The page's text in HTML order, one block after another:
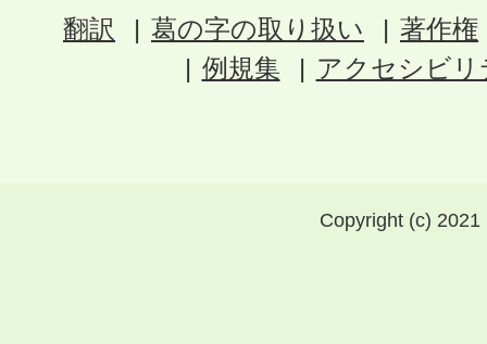
翻訳 葛の字の取り扱い
著作権
例規集
アクセシビ
Copyright (c)